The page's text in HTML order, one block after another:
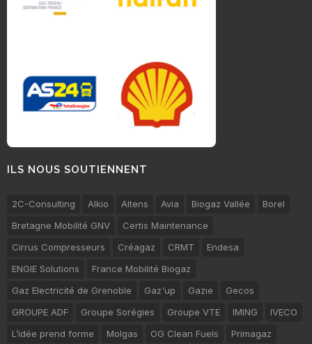
ILS NOUS SOUTIENNENT
2C-Consulting Alkio Altens Avia Biogaz Vallée
Borel
Bretagne Mobilité GNV
Certis Maintenance
Cirrus Compresseurs
Créagaz CRMT
Endesa
ENGIE Solutions
France Mobilité Biogaz
Gaz Electricité de Grenoble
Gaz'up Gazie
Gecos
GROUPE ADF
Groupe Sorégies Groupe VTE IMING
IVECO
L’idée prend forme
Molgas OG Clean Fuels Primagaz